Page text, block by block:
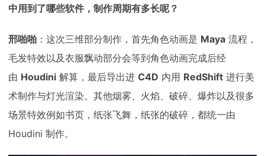
中用到了哪些软件，制作周期有多长呢？
邢啪啪 ：这次三维部分制作，首先角色动画是 Maya 流程，
毛发特效以及衣服飘动部分会等到角色动画完成后经
由 Houdini 解算，最后导出进 C4D 内用 RedShift 进行美
术制作与灯光渲染。其他烟雾、火焰、破碎、爆炸以及很多
场景特效例如书页，纸张飞舞，纸张的破碎，都统一由
Houdini 制作。